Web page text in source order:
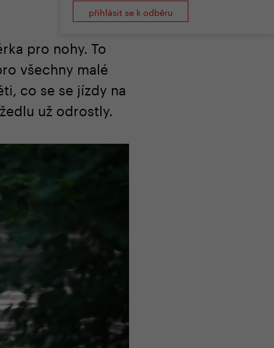
přihlásit se k odběru
pro nohy. To
všechny malé
co se se jízdy na
už odrostly.